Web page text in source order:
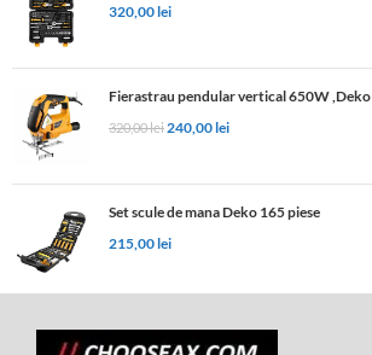
320,00lei
Fierastrau pendular vertical 650W ,Deko
320,00lei 240,00lei
Set scule de mana Deko 165 piese
215,00lei